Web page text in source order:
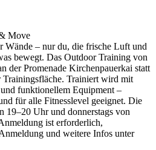
Move
Wände – nur du, die frische Luft und
bewegt. Das Outdoor Training von
der Promenade Kirchenpauerkai statt
Trainiert wird mit
funktionellem Equipment –
für alle Fitnesslevel geeignet. Die
19–20 Uhr und donnerstags von
ist erforderlich,
und weitere Infos unter